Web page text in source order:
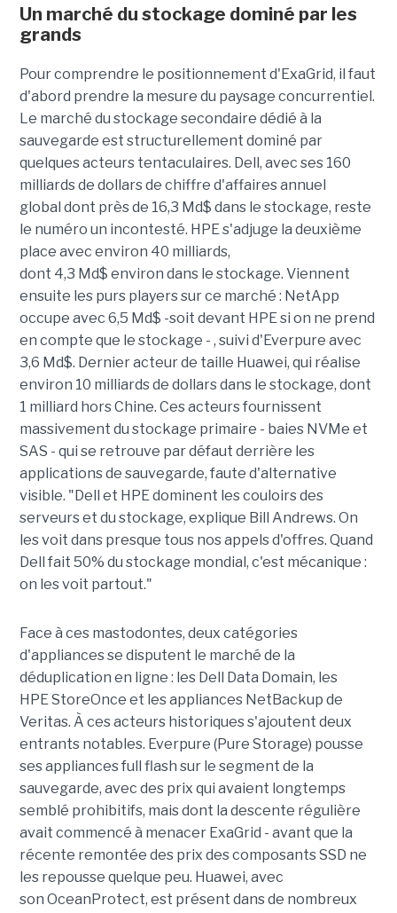
Un marché du stockage dominé par les
grands
Pour comprendre le positionnement d'ExaGrid, il faut
d'abord prendre la mesure du paysage concurrentiel.
Le marché du stockage secondaire dédié à la
sauvegarde est structurellement dominé par
quelques acteurs tentaculaires. Dell, avec ses 160
milliards de dollars de chiffre d'affaires annuel
global dont près de 16,3 Md$ dans le stockage, reste
le numéro un incontesté. HPE s'adjuge la deuxième
place avec environ 40 milliards,
dont 4,3 Md$ environ dans le stockage. Viennent
ensuite les purs players sur ce marché : NetApp
occupe avec 6,5 Md$ -soit devant HPE si on ne prend
en compte que le stockage - , suivi d'Everpure avec
3,6 Md$. Dernier acteur de taille Huawei, qui réalise
environ 10 milliards de dollars dans le stockage, dont
1 milliard hors Chine. Ces acteurs fournissent
massivement du stockage primaire - baies NVMe et
SAS - qui se retrouve par défaut derrière les
applications de sauvegarde, faute d'alternative
visible. "Dell et HPE dominent les couloirs des
serveurs et du stockage, explique Bill Andrews. On
les voit dans presque tous nos appels d'offres. Quand
Dell fait 50% du stockage mondial, c'est mécanique :
on les voit partout."
Face à ces mastodontes, deux catégories
d'appliances se disputent le marché de la
déduplication en ligne : les Dell Data Domain, les
HPE StoreOnce et les appliances NetBackup de
Veritas. À ces acteurs historiques s'ajoutent deux
entrants notables. Everpure (Pure Storage) pousse
ses appliances full flash sur le segment de la
sauvegarde, avec des prix qui avaient longtemps
semblé prohibitifs, mais dont la descente régulière
avait commencé à menacer ExaGrid - avant que la
récente remontée des prix des composants SSD ne
les repousse quelque peu. Huawei, avec
son OceanProtect, est présent dans de nombreux